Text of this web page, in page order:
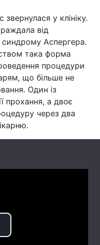
Політика
Світ
звернулася у клініку.
від
Аспергера.
така форма
процедури
що більше не
Один із
прохання, а двоє
через два